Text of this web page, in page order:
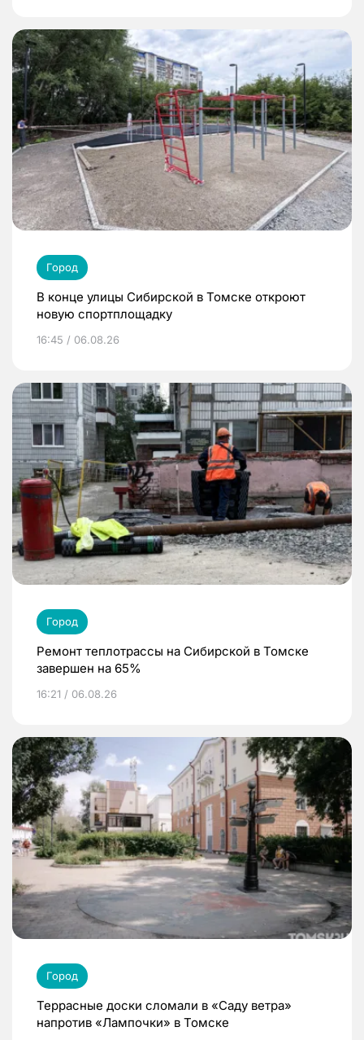
Город
В конце улицы Сибирской в Томске откроют
новую спортплощадку
16:45 / 06.08.26
Город
Ремонт теплотрассы на Сибирской в Томске
завершен на 65%
16:21 / 06.08.26
Город
Террасные доски сломали в «Саду ветра»
напротив «Лампочки» в Томске